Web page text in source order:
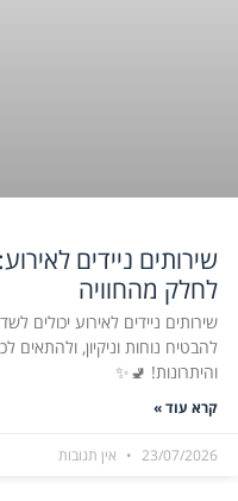
שירותים ניידים
לחלק מהחוויה
שירותים ניידים לאירוע יכולים
להבטיח נוחות וניקיון, ולהתאים
והיתרונות! 🚽✨
קרא עוד »
23/07/2026 אין תגובות